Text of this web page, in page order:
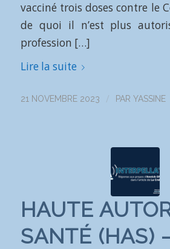
vacciné trois doses contre le
de quoi il n’est plus
profession […]
Lire la suite
21 NOVEMBRE 2023 / PAR YASSINE
HAUTE
SANTÉ (HAS)